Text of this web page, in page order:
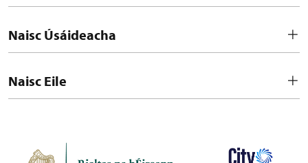
Naisc Úsáideacha
Naisc Eile